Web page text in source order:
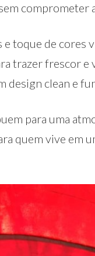
comprometer
toque de cores
trazer frescor e
design clean e
para uma
quem vive em